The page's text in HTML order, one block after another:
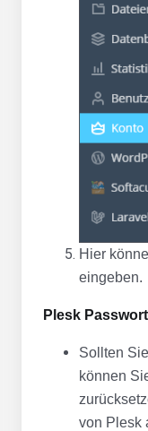
Hier
eingeben.
Plesk
Sollten
können
von Plesk